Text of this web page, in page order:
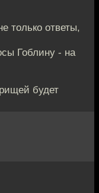
только ответы,
Гоблину - на
будет